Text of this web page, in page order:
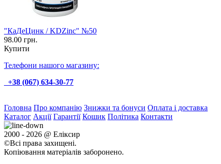
"КаДеЦинк / KDZinc" №50
98.00 грн.
Купити
Телефони нашого магазину:
+38 (067) 634-30-77
Головна Про компанію Знижки та бонуси Оплата і доставка
Каталог Акції Гарантії Кошик Політика Контакти
2000 - 2026 @ Еліксир
©Всі права захищені.
Копіювання матеріалів заборонено.